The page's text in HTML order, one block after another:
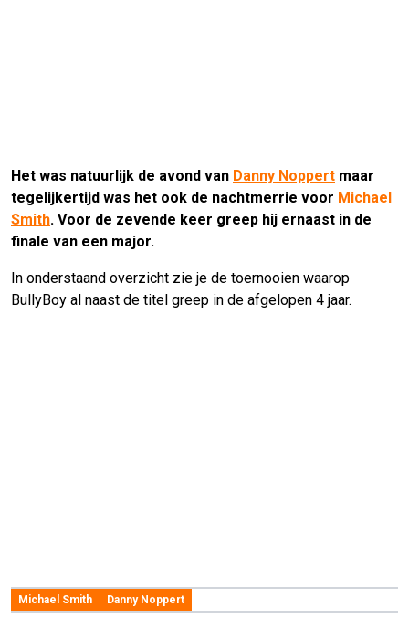
Het was natuurlijk de avond van Danny Noppert maar
tegelijkertijd was het ook de nachtmerrie voor Michael
Smith. Voor de zevende keer greep hij ernaast in de
finale van een major.
In onderstaand overzicht zie je de toernooien waarop
BullyBoy al naast de titel greep in de afgelopen 4 jaar.
Michael Smith Danny Noppert